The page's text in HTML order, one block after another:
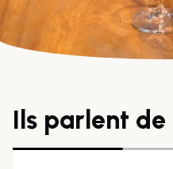
Ils parlent de